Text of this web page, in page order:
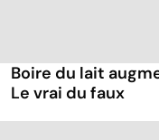
Boire du lait
Le vrai du faux